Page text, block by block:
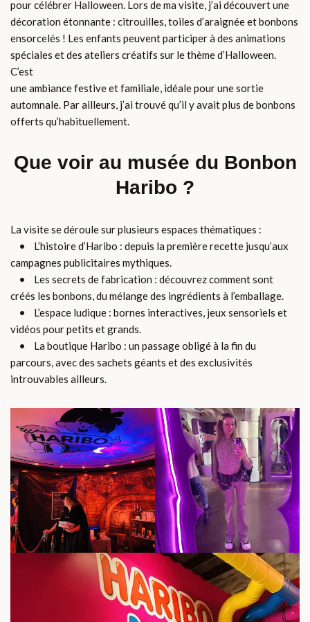
pour célébrer Halloween. Lors de ma visite, j’ai découvert une
décoration étonnante : citrouilles, toiles d’araignée et bonbons
ensorcelés ! Les enfants peuvent participer à des animations
spéciales et des ateliers créatifs sur le thème d’Halloween.
C’est
une ambiance festive et familiale, idéale pour une sortie
automnale. Par ailleurs, j’ai trouvé qu’il y avait plus de bonbons
offerts qu’habituellement.
Que voir au musée du Bonbon
Haribo ?
La visite se déroule sur plusieurs espaces thématiques :
• L’histoire d’Haribo : depuis la première recette jusqu’aux
campagnes publicitaires mythiques.
• Les secrets de fabrication : découvrez comment sont
créés les bonbons, du mélange des ingrédients à l’emballage.
• L’espace ludique : bornes interactives, jeux sensoriels et
vidéos pour petits et grands.
• La boutique Haribo : un passage obligé à la fin du
parcours, avec des sachets géants et des exclusivités
introuvables ailleurs.